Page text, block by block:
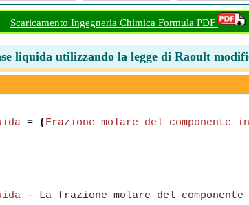
Scaricamento Ingegneria Chimica Formula PDF
liquida utilizzando la legge di Raoult
= ( Frazione molare del componente
- La frazione molare del